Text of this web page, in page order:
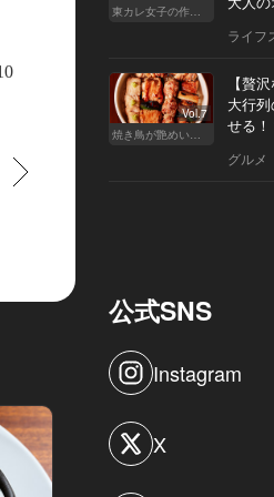
東カレ女子の作り方
ライフ
Vol.7
焼き鳥が艶めいてきた
【贅
大行
せる
グルメ
公式SNS
Instagram
X